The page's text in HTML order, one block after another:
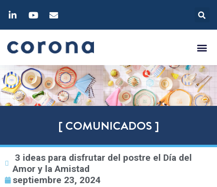
[ COMUNICADOS ]
3 ideas para disfrutar del postre el Día del
Amor y la Amistad
septiembre 23, 2024